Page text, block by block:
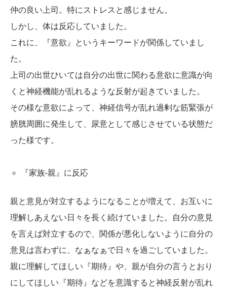
仲の良い上司。特にストレスと感じません。
しかし、体は反応していました。
これに、『意欲』というキーワードが関係していまし
た。
上司の出世ひいては自分の出世に関わる意欲に意識が向
くと神経機能が乱れるような反射が起きていました。
その様な意欲によって、神経信号が乱れ過剰な筋緊張が
膀胱周囲に発生して、尿意として感じさせている状態だ
った様です。
『家族-親』に反応
親と意見が対立するようになることが増えて、お互いに
理解しあえない日々を長く続けていました。自分の意見
を言えば対立するので、関係が悪化しないように自分の
意見は言わずに、なぁなぁで日々を過ごしていました。
親に理解してほしい『期待』や、親が自分の言うとおり
にしてほしい『期待』などを意識すると神経反射が乱れ